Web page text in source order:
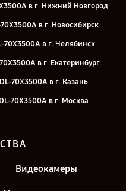
в г. Нижний Новгород
в г. Новосибирск
70X3500A в г. Челябинск
в г. Екатеринбург
70X3500A в г. Казань
70X3500A в г. Москва
Видеокамеры